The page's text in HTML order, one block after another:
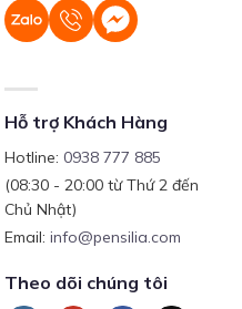
Hỗ trợ Khách Hàng
Hotline: 0938 777 885
(08:30 - 20:00 từ Thứ 2 đến
Chủ Nhật)
Email: info@pensilia.com
Theo dõi chúng tôi